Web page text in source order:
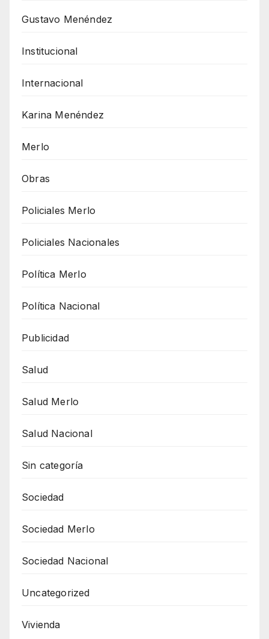
Gustavo Menéndez
Institucional
Internacional
Karina Menéndez
Merlo
Obras
Policiales Merlo
Policiales Nacionales
Política Merlo
Política Nacional
Publicidad
Salud
Salud Merlo
Salud Nacional
Sin categoría
Sociedad
Sociedad Merlo
Sociedad Nacional
Uncategorized
Vivienda